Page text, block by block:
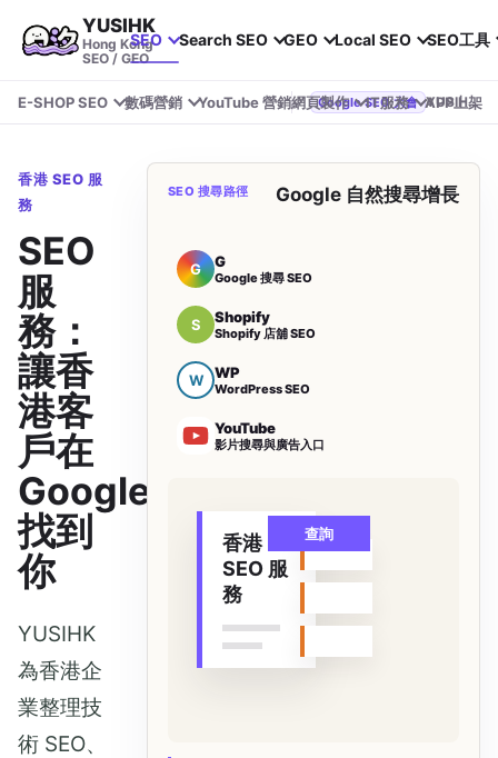
YUSIHK
Hong Kong
SEO / GEO
SEO Search SEO GEO Local SEO SEO工具
E-SHOP SEO 數碼營銷 YouTube 營銷網頁製作 IT服務 APP上架
Google SEO 大會 YUSIHK 近期參加 Google Search Central Live
香港 SEO 服
務
SEO
服
務：
讓香
港客
戶在
Google
找到
你
YUSIHK
為香港企
業整理技
術 SEO、
SEO 搜尋路徑 Google 自然搜尋增長
G G
Google 搜尋 SEO
S Shopify
Shopify 店舖 SEO
W WP
WordPress SEO
YouTube
影片搜尋與廣告入口
香港
SEO 服
務
查詢